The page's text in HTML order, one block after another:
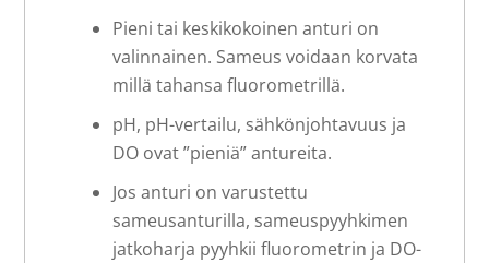
Pieni tai keskikokoinen anturi on
valinnainen. Sameus voidaan korvata
millä tahansa fluorometrillä.
pH, pH-vertailu, sähkönjohtavuus ja
DO ovat ”pieniä” antureita.
Jos anturi on varustettu
sameusanturilla, sameuspyyhkimen
jatkoharja pyyhkii fluorometrin ja DO-